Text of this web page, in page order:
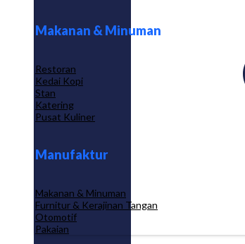
Makanan & Minuman
Restoran
Kedai Kopi
Stan
Katering
Pusat Kuliner
Manufaktur
Makanan & Minuman
Furnitur & Kerajinan Tangan
Otomotif
Pakaian